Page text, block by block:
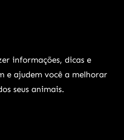
informações, dicas e
e ajudem você a melhorar
seus animais.